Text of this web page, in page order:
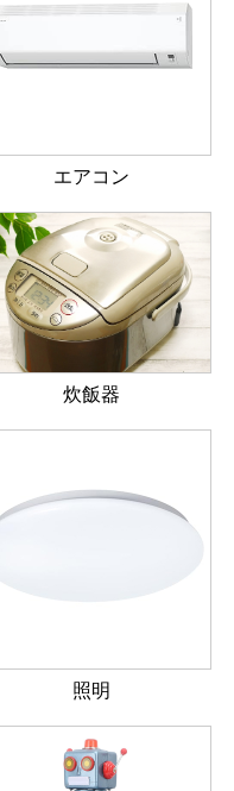
エアコン
炊飯器
照明